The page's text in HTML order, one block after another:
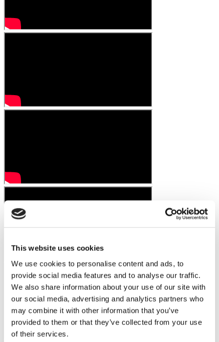
This website uses cookies
We use cookies to personalise content and ads, to
provide social media features and to analyse our traffic.
We also share information about your use of our site with
our social media, advertising and analytics partners who
may combine it with other information that you’ve
provided to them or that they’ve collected from your use
of their services.